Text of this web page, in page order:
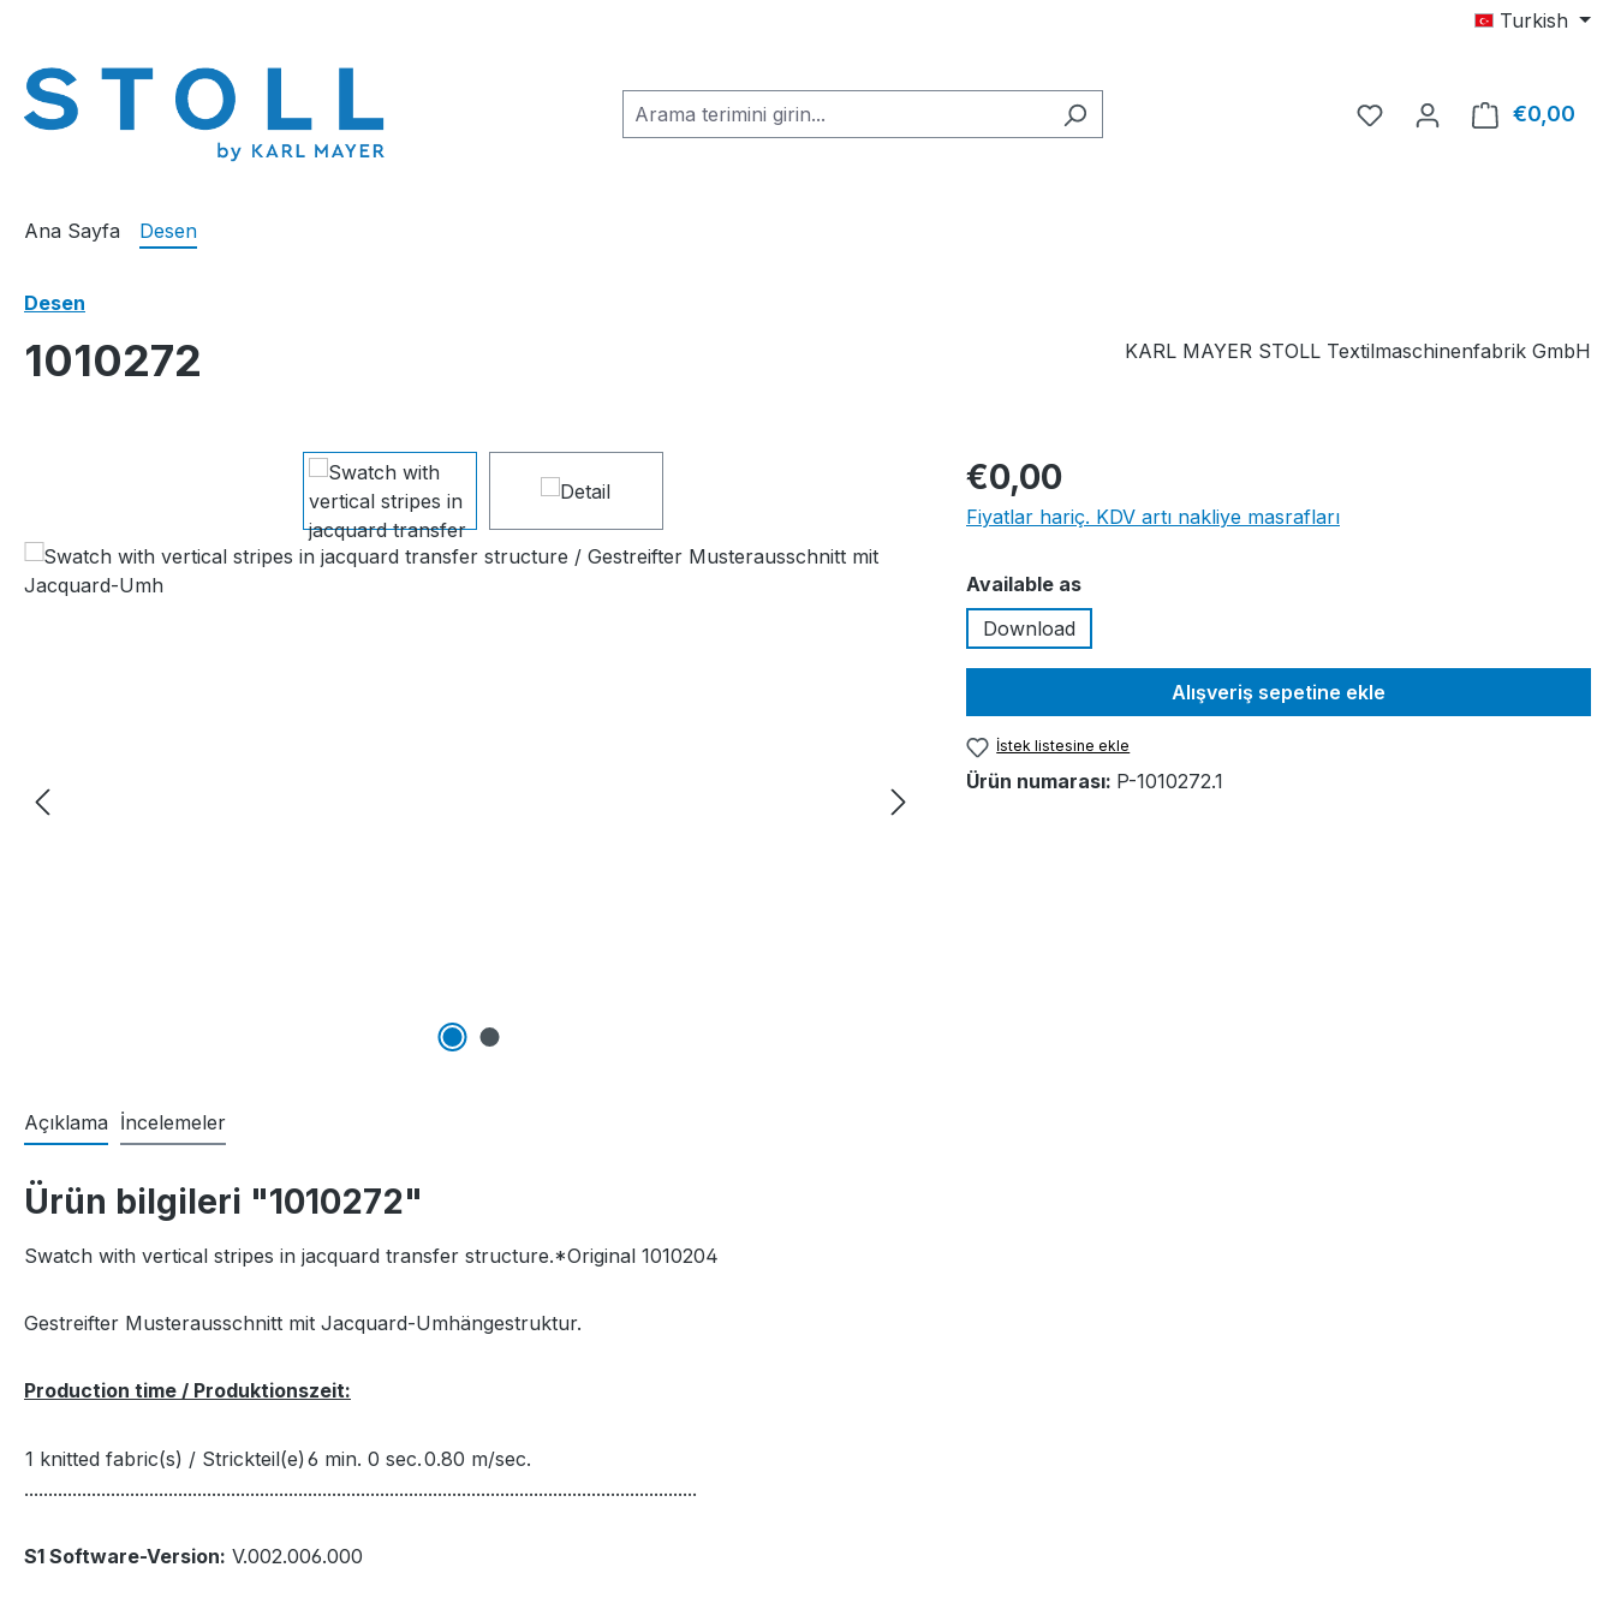
Turkish
0 istek listesi ürününüz
€0,00
Ana Sayfa Desen
Desen
1010272 KARL MAYER STOLL Textilmaschinenfabrik GmbH
€0,00
Fiyatlar hariç. KDV artı nakliye masrafları
Seçin
Available as
Download
Alışveriş sepetine ekle
İstek listesine ekle
Ürün numarası: P-1010272.1
Açıklama İncelemeler
Ürün bilgileri "1010272"
Swatch with vertical stripes in jacquard transfer structure.*Original 1010204
Gestreifter Musterausschnitt mit Jacquard-Umhängestruktur.
Production time / Produktionszeit:
1 knitted fabric(s) / Strickteil(e) 6 min. 0 sec.0.80 m/sec.
............................................................................................................................................
S1 Software-Version: V.002.006.000